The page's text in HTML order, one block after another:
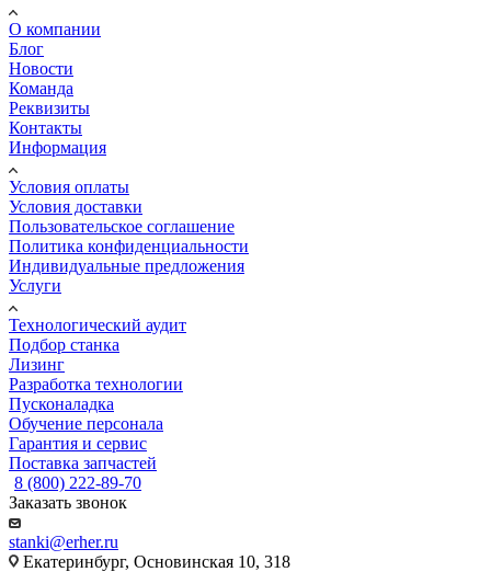
О компании
Блог
Новости
Команда
Реквизиты
Контакты
Информация
Условия оплаты
Условия доставки
Пользовательское соглашение
Политика конфиденциальности
Индивидуальные предложения
Услуги
Технологический аудит
Подбор станка
Лизинг
Разработка технологии
Пусконаладка
Обучение персонала
Гарантия и сервис
Поставка запчастей
8 (800) 222-89-70
Заказать звонок
stanki@erher.ru
Екатеринбург, Основинская 10, 318